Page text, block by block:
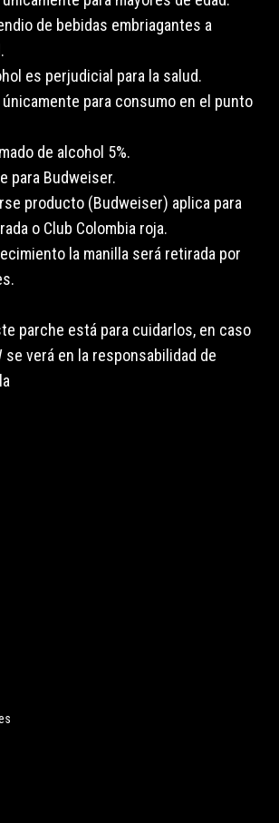
de bebidas embriagantes a
es perjudicial para la salud.
para consumo en el punto
de alcohol 5%.
para Budweiser.
producto (Budweiser) aplica para
o Club Colombia roja.
la manilla será retirada por
parche está para cuidarlos, en caso
se verá en la responsabilidad de